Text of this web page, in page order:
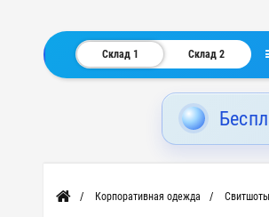
Склад 1 Склад 2
Главная Корпоративная одежда